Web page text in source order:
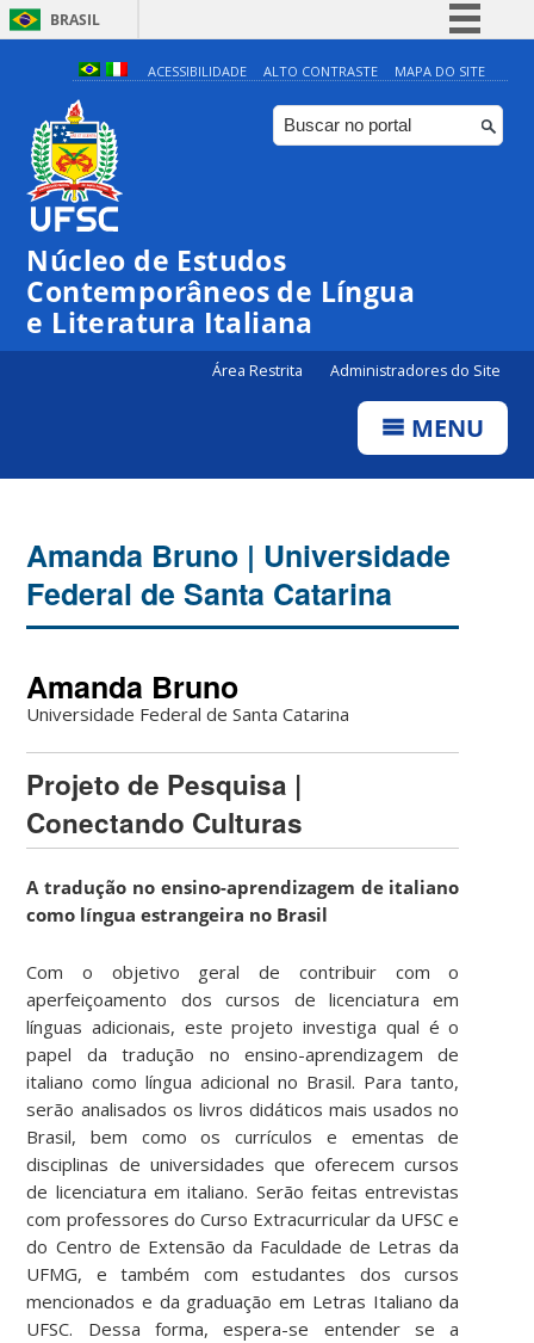
BRASIL
Simplifique!
Comunica BR
Participe
ACESSIBILIDADE ALTO CONTRASTE MAPA DO SITE
Núcleo de Estudos
Contemporâneos de Língua
e Literatura Italiana
Área Restrita Administradores do Site
MENU
Amanda Bruno | Universidade
Federal de Santa Catarina
Amanda Bruno
Universidade Federal de Santa Catarina
Projeto de Pesquisa |
Conectando Culturas
A tradução no ensino-aprendizagem de italiano
como língua estrangeira no Brasil
Com o objetivo geral de contribuir com o
aperfeiçoamento dos cursos de licenciatura em
línguas adicionais, este projeto investiga qual é o
papel da tradução no ensino-aprendizagem de
italiano como língua adicional no Brasil. Para tanto,
serão analisados os livros didáticos mais usados no
Brasil, bem como os currículos e ementas de
disciplinas de universidades que oferecem cursos
de licenciatura em italiano. Serão feitas entrevistas
com professores do Curso Extracurricular da UFSC e
do Centro de Extensão da Faculdade de Letras da
UFMG, e também com estudantes dos cursos
mencionados e da graduação em Letras Italiano da
UFSC. Dessa forma, espera-se entender se a